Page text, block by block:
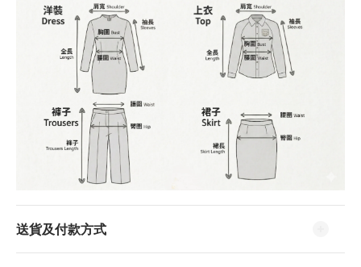
送貨及付款方式